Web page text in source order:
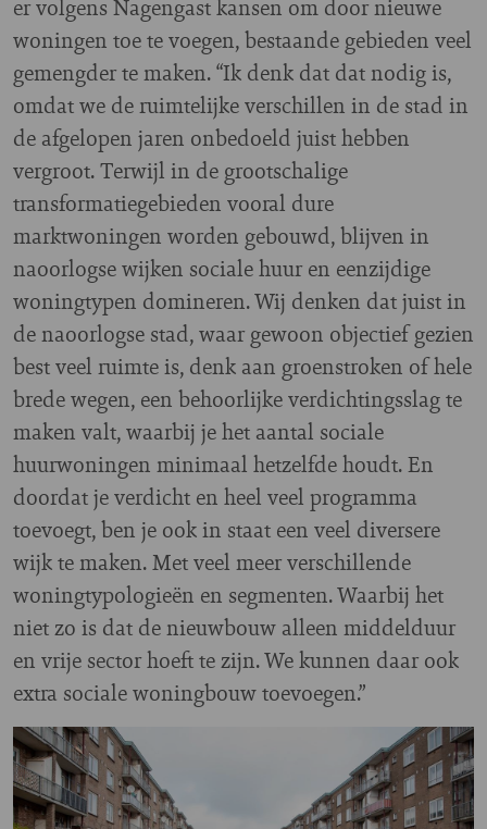
er volgens Nagengast kansen om door nieuwe
woningen toe te voegen, bestaande gebieden veel
gemengder te maken. “Ik denk dat dat nodig is,
omdat we de ruimtelijke verschillen in de stad in
de afgelopen jaren onbedoeld juist hebben
vergroot. Terwijl in de grootschalige
transformatiegebieden vooral dure
marktwoningen worden gebouwd, blijven in
naoorlogse wijken sociale huur en eenzijdige
woningtypen domineren. Wij denken dat juist in
de naoorlogse stad, waar gewoon objectief gezien
best veel ruimte is, denk aan groenstroken of hele
brede wegen, een behoorlijke verdichtingsslag te
maken valt, waarbij je het aantal sociale
huurwoningen minimaal hetzelfde houdt. En
doordat je verdicht en heel veel programma
toevoegt, ben je ook in staat een veel diversere
wijk te maken. Met veel meer verschillende
woningtypologieën en segmenten. Waarbij het
niet zo is dat de nieuwbouw alleen middelduur
en vrije sector hoeft te zijn. We kunnen daar ook
extra sociale woningbouw toevoegen.”
Image